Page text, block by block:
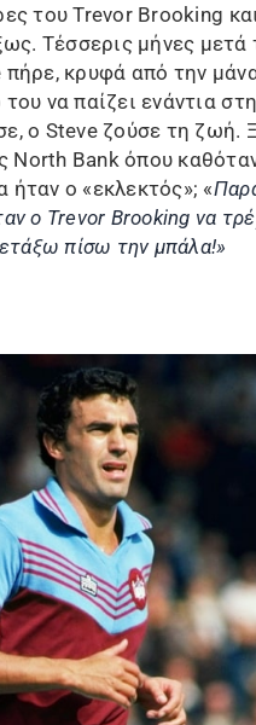
του Trevor Brooking
Τέσσερις μήνες μετά
κρυφά από την
να παίζει ενάντια
ο Steve ζούσε τη ζωή.
North Bank όπου
ο «εκλεκτός»; «
ο Trevor Brooking να
πίσω την μπάλα!»